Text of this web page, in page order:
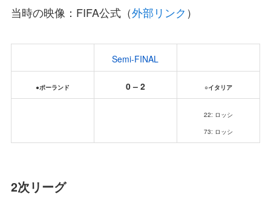
当時の映像：FIFA公式（外部リンク ）
Semi-FINAL
●ポーランド 0 – 2 ○イタリア
22: ロッシ
73: ロッシ
2次リーグ